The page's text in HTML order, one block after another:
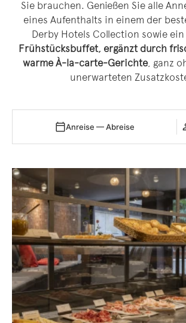
Sie brauchen. Genießen Sie alle
eines Aufenthalts in einem der
Derby Hotels Collection sowie ein
Frühstücksbuffet, ergänzt durch
warme À-la-carte-Gerichte, ganz
unerwarteten
Anreise — Abreise